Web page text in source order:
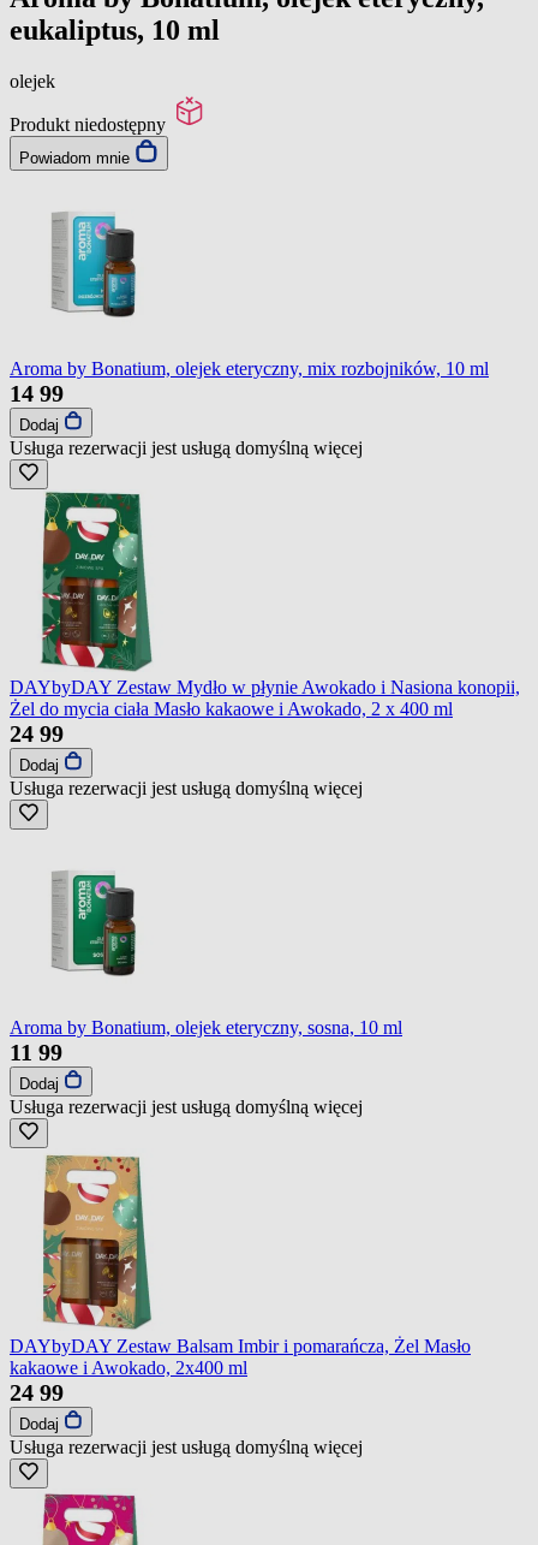
eukaliptus, 10 ml
olejek
Produkt niedostępny
Powiadom mnie
Aroma by Bonatium, olejek eteryczny, mix rozbojników, 10 ml
14 99
Dodaj
Usługa rezerwacji jest usługą domyślną więcej
DAYbyDAY Zestaw Mydło w płynie Awokado i Nasiona konopii,
Żel do mycia ciała Masło kakaowe i Awokado, 2 x 400 ml
24 99
Dodaj
Usługa rezerwacji jest usługą domyślną więcej
Aroma by Bonatium, olejek eteryczny, sosna, 10 ml
11 99
Dodaj
Usługa rezerwacji jest usługą domyślną więcej
DAYbyDAY Zestaw Balsam Imbir i pomarańcza, Żel Masło
kakaowe i Awokado, 2x400 ml
24 99
Dodaj
Usługa rezerwacji jest usługą domyślną więcej